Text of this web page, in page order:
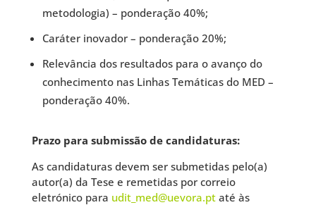
metodologia) – ponderação 40%;
Caráter inovador – ponderação 20%;
Relevância dos resultados para o avanço do
conhecimento nas Linhas Temáticas do MED –
ponderação 40%.
Prazo para submissão de candidaturas:
As candidaturas devem ser submetidas pelo(a)
autor(a) da Tese e remetidas por correio
eletrónico para udit_med@uevora.ptaté às